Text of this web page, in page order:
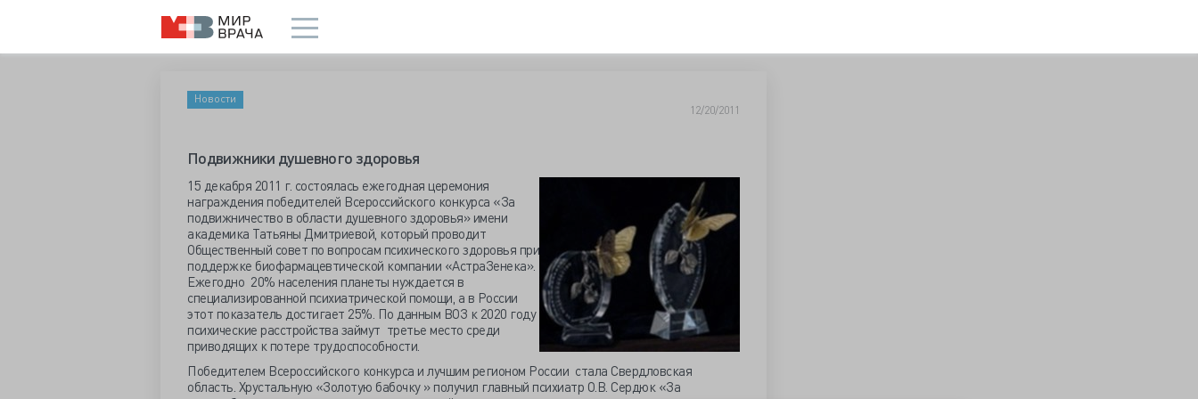
Новости
12/20/2011
Подвижники душевного здоровья
15 декабря 2011 г. состоялась ежегодная церемония
награждения победителей Всероссийского конкурса «За
подвижничество в области душевного здоровья» имени
академика Татьяны Дмитриевой, который проводит
Общественный совет по вопросам психического здоровья при
поддержке биофармацевтической компании «АстраЗенека».
Ежегодно 20% населения планеты нуждается в
специализированной психиатрической помощи, а в России
этот показатель достигает 25%. По данным ВОЗ к 2020 году
психические расстройства займут третье место среди
приводящих к потере трудоспособности.
Победителем Всероссийского конкурса и лучшим регионом России стала Свердловская
область. Хрустальную «Золотую бабочку » получил главный психиатр О.В. Сердюк «За